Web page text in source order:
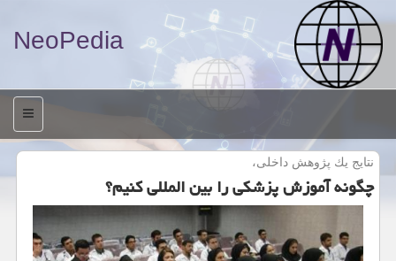
NeoPedia
منو
نتایج یك پژوهش داخلی،
چگونه آموزش پزشكی را بین المللی كنیم؟